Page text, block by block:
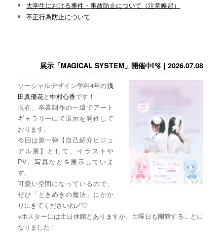
大学生における事件・事故防止について（注意喚起）
不正行為防止について
展示「MAGICAL SYSTEM」開催中❕🫧｜2026.07.08
ソーシャルデザイン学科4年の浅
田真優花と中村心香です！
現在、卒業制作の一環でアート
ギャラリーにて展示を開催して
おります。
今回は第一弾【自己紹介ビジュ
アル展】として、イラストや
PV、写真などを展示していま
す。
可愛い空間になっているので、
ぜひ「ときめきの魔法」にかか
りにきてくださいね🪄🤍
※ポスターには土日休館とありますが、土曜日も開館することに
なりました！